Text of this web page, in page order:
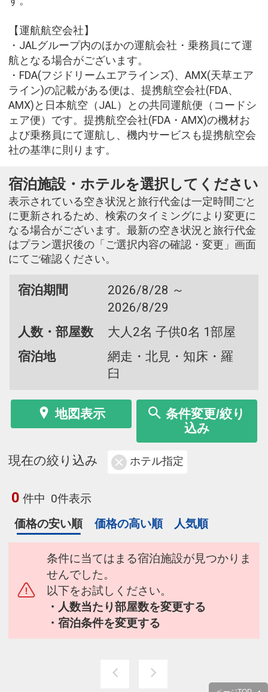
【運航航空会社】
・JALグループ内のほかの運航会社・乗務員にて運
航となる場合がございます。
・FDA(フジドリームエアラインズ)、AMX(天草エア
ライン)の記載がある便は、提携航空会社(FDA、
AMX)と日本航空（JAL）との共同運航便（コードシ
ェア便）です。提携航空会社(FDA・AMX)の機材お
よび乗務員にて運航し、機内サービスも提携航空会
社の基準に則ります。
宿泊施設・ホテルを選択してください
表示されている空き状況と旅行代金は一定時間ごと
に更新されるため、検索のタイミングにより変更に
なる場合がございます。最新の空き状況と旅行代金
はプラン選択後の「ご選択内容の確認・変更」画面
にてご確認ください。
宿泊期間
2026/8/28 ～
2026/8/29
人数・部屋数
大人2名 子供0名 1部屋
宿泊地
網走・北見・知床・羅
臼
地図表示
条件変更/絞り
込み
現在の絞り込み ホテル指定
0 件中 0件表示
価格の安い順
価格の高い順 人気順
条件に当てはまる宿泊施設が見つかりま
せんでした。
以下をお試しください。
・人数当たり部屋数を変更する
・宿泊条件を変更する